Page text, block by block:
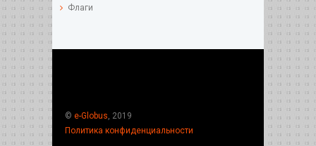
Флаги
© e-Globus , 2019
Политика конфиденциальности